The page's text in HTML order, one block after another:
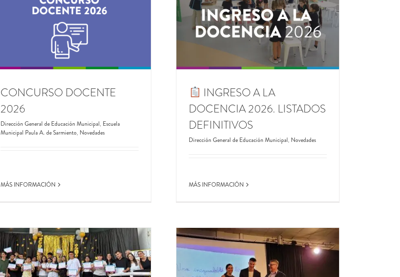
CONCURSO DOCENTE
2026
Dirección General de Educación Municipal, Escuela
Municipal Paula A. de Sarmiento, Novedades
MÁS INFORMACIÓN
INGRESO A LA DOCENCIA 2026. LISTADOS
DEFINITIVOS
Dirección General de Educación Municipal
INGRESO A LA
DOCENCIA 2026. LISTADOS
DEFINITIVOS
Dirección General de Educación Municipal, Novedades
MÁS INFORMACIÓN